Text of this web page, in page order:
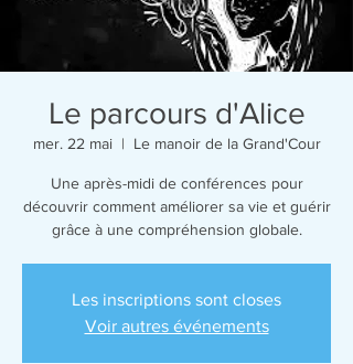
Le parcours d'Alice
mer. 22 mai
  |
Le manoir de la Grand'Cour
Une après-midi de conférences pour
découvrir comment améliorer sa vie et guérir
grâce à une compréhension globale.
Les inscriptions sont closes
Voir autres événements